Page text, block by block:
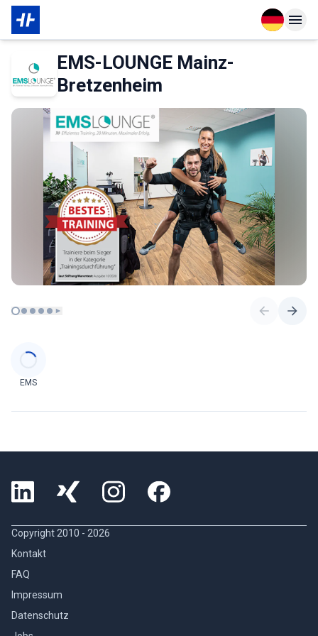
OpenOpen
Das Wichtigste zur Mitgliedschaft
EMS-LOUNGE Mainz-
Bretzenheim
Categories
EMS
Copyright 2010 - 2026
Kontakt
FAQ
Impressum
Datenschutz